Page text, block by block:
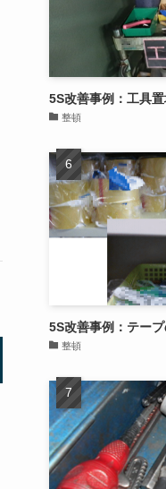
5S改善事例：工具
整頓
5S改善事例：テー
整頓